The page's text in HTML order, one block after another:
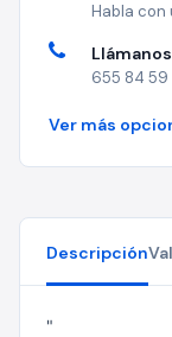
Habla con
Llámanos
655 84 59
Ver más
Descripción
"